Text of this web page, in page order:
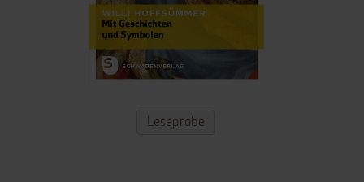
ZUM
ANFANG
Leseprobe